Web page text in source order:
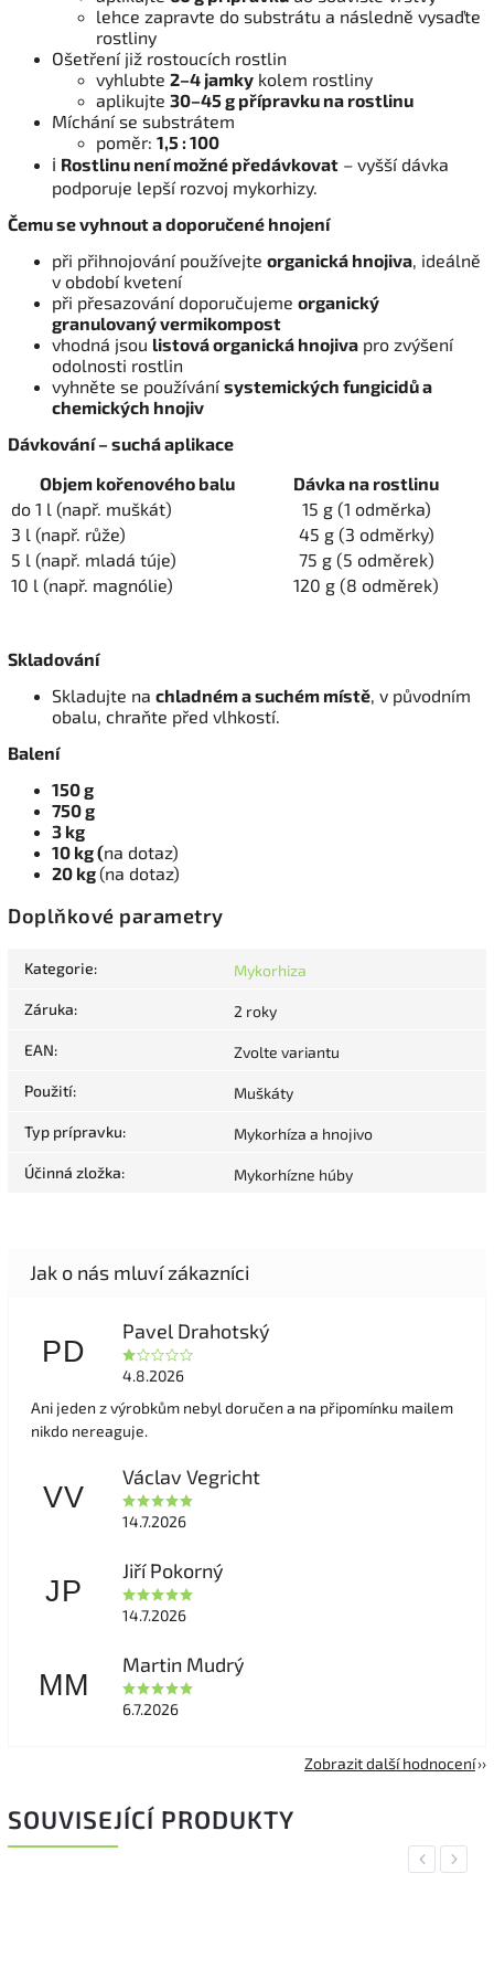
lehce zapravte do substrátu a následně vysaďte
rostliny
Ošetření již rostoucích rostlin
vyhlubte 2–4 jamky kolem rostliny
aplikujte 30–45 g přípravku na rostlinu
Míchání se substrátem
poměr: 1,5 : 100
ℹ️ Rostlinu není možné předávkovat – vyšší dávka
podporuje lepší rozvoj mykorhizy.
Čemu se vyhnout a doporučené hnojení
při přihnojování používejte organická hnojiva, ideálně
v období kvetení
při přesazování doporučujeme organický
granulovaný vermikompost
vhodná jsou listová organická hnojiva pro zvýšení
odolnosti rostlin
vyhněte se používánísystemických fungicidů a
chemických hnojiv
Dávkování – suchá aplikace
Objem kořenového balu
Dávka na rostlinu
do 1 l (např. muškát)
15 g (1 odměrka)
3 l (např. růže)
45 g (3 odměrky)
5 l (např. mladá túje)
75 g (5 odměrek)
10 l (např. magnólie)
120 g (8 odměrek)
Skladování
Skladujte na chladném a suchém místě, v původním
obalu, chraňte před vlhkostí.
Balení
150 g
750 g
3 kg
10 kg (na dotaz)
20 kg(na dotaz)
Doplňkové parametry
Kategorie: Mykorhiza
Záruka: 2 roky
EAN: Zvolte variantu
Použití: Muškáty
Typ prípravku: Mykorhíza a hnojivo
Účinná zložka: Mykorhízne húby
PD
Pavel Drahotský
4.8.2026
Ani jeden z výrobkům nebyl doručen a na připomínku mailem
nikdo nereaguje.
VV
Václav Vegricht
14.7.2026
JP
Jiří Pokorný
14.7.2026
MM
Martin Mudrý
6.7.2026
Zobrazit další hodnocení
SOUVISEJÍCÍ PRODUKTY
Previous
Next